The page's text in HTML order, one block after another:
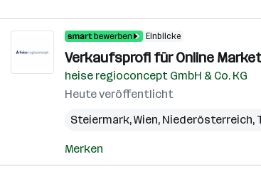
Einblicke
Verkaufsprofi für Online
heise regioconcept GmbH & Co. KG
Heute veröffentlicht
Steiermark,Wien, Niederösterreich,
Merken